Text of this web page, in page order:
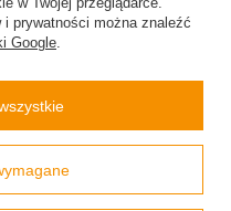
brutto (z VAT).
z kraju:Polska.
prywatności można znaleźć
Google.